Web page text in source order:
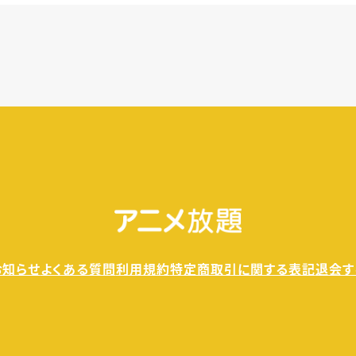
らせよくある質問利用規約特定商取引に関する表記退会